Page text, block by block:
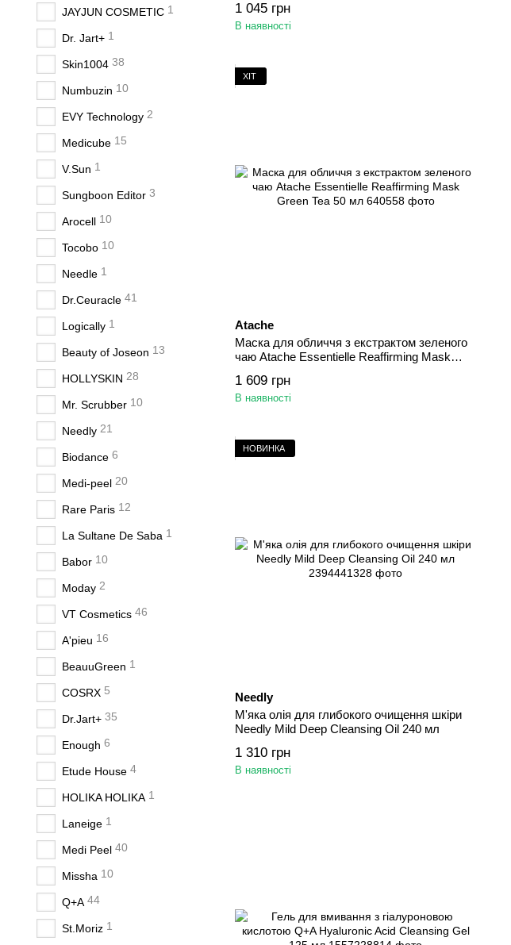
1 045 грн
В наявності
ХІТ
Atache
Маска для обличчя з екстрактом зеленого
чаю Atache Essentielle Reaffirming Mask
1 609 грн
В наявності
НОВИНКА
Needly
М'яка олія для глибокого очищення шкіри
Needly Mild Deep Cleansing Oil 240 мл
1 310 грн
В наявності
JAYJUN COSMETIC 1
Dr. Jart+ 1
Skin1004 38
Numbuzin 10
EVY Technology 2
Medicube 15
V.Sun 1
Sungboon Editor 3
Arocell 10
Tocobo 10
Needle 1
Dr.Ceuracle 41
Logically 1
Beauty of Joseon 13
HOLLYSKIN 28
Mr. Scrubber 10
Needly 21
Biodance 6
Medi-peel 20
Rare Paris 12
La Sultane De Saba 1
Babor 10
Moday 2
VT Cosmetics 46
A'pieu 16
BeauuGreen 1
COSRX 5
Dr.Jart+ 35
Enough 6
Etude House 4
HOLIKA HOLIKA 1
Laneige 1
Medi Peel 40
Missha 10
Q+A 44
St.Moriz 1